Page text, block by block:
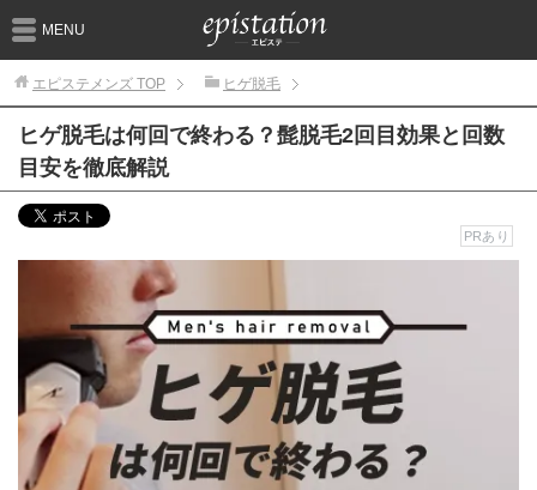
MENU
エピステメンズ TOP ヒゲ脱毛
ヒゲ脱毛は何回で終わる？髭脱毛2回目効果と回数
目安を徹底解説
PRあり